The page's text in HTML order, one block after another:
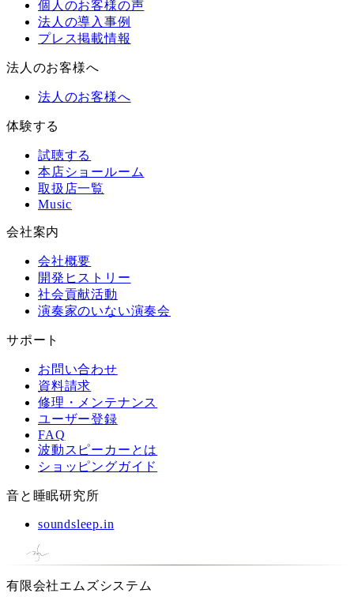
個人のお客様の声
法人の導入事例
プレス掲載情報
法人のお客様へ
法人のお客様へ
体験する
試聴する
本店ショールーム
取扱店一覧
Music
会社案内
会社概要
開発ヒストリー
社会貢献活動
演奏家のいない演奏会
サポート
お問い合わせ
資料請求
修理・メンテナンス
ユーザー登録
FAQ
波動スピーカーとは
ショッピングガイド
音と睡眠研究所
soundsleep.in
有限会社エムズシステム